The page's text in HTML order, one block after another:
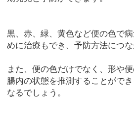
黒、赤、緑、黄色など便の色で
めに治療もでき、予防方法につな
また、便の色だけでなく、形や
腸内の状態を推測することがで
なるでしょう。